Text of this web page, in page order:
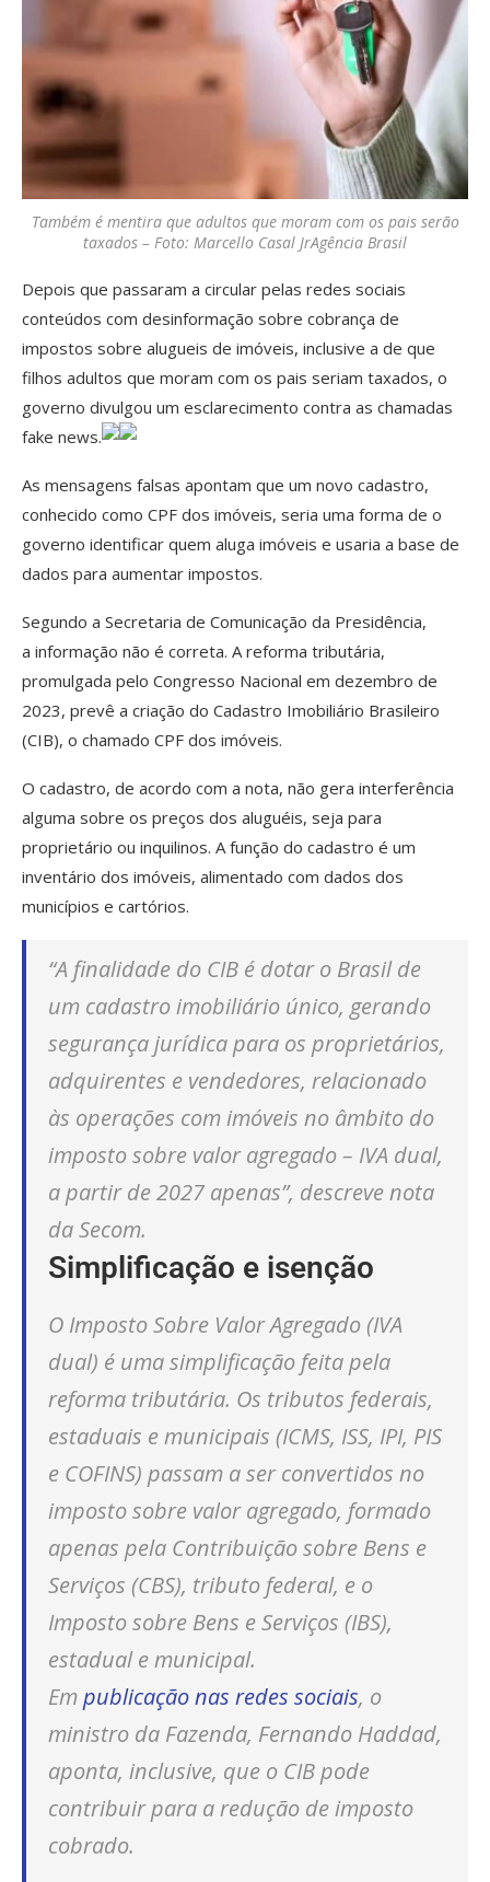
Também é mentira que adultos que moram com os pais serão
taxados – Foto: Marcello Casal JrAgência Brasil
Depois que passaram a circular pelas redes sociais
conteúdos com desinformação sobre cobrança de
impostos sobre alugueis de imóveis, inclusive a de que
filhos adultos que moram com os pais seriam taxados, o
governo divulgou um esclarecimento contra as chamadas
fake news.
As mensagens falsas apontam que um novo cadastro,
conhecido como CPF dos imóveis, seria uma forma de o
governo identificar quem aluga imóveis e usaria a base de
dados para aumentar impostos.
Segundo a Secretaria de Comunicação da Presidência,
a informação não é correta. A reforma tributária,
promulgada pelo Congresso Nacional em dezembro de
2023, prevê a criação do Cadastro Imobiliário Brasileiro
(CIB), o chamado CPF dos imóveis.
O cadastro, de acordo com a nota, não gera interferência
alguma sobre os preços dos aluguéis, seja para
proprietário ou inquilinos. A função do cadastro é um
inventário dos imóveis, alimentado com dados dos
municípios e cartórios.
“A finalidade do CIB é dotar o Brasil de
um cadastro imobiliário único, gerando
segurança jurídica para os proprietários,
adquirentes e vendedores, relacionado
às operações com imóveis no âmbito do
imposto sobre valor agregado – IVA dual,
a partir de 2027 apenas”, descreve nota
da Secom.
Simplificação e isenção
O Imposto Sobre Valor Agregado (IVA
dual) é uma simplificação feita pela
reforma tributária. Os tributos federais,
estaduais e municipais (ICMS, ISS, IPI, PIS
e COFINS) passam a ser convertidos no
imposto sobre valor agregado, formado
apenas pela Contribuição sobre Bens e
Serviços (CBS), tributo federal, e o
Imposto sobre Bens e Serviços (IBS),
estadual e municipal.
Empublicação nas redes sociais, o
ministro da Fazenda, Fernando Haddad,
aponta, inclusive, que o CIB pode
contribuir para a redução de imposto
cobrado.